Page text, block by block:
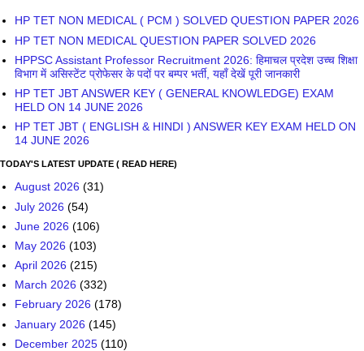
HP TET NON MEDICAL ( PCM ) SOLVED QUESTION PAPER 2026
HP TET NON MEDICAL QUESTION PAPER SOLVED 2026
HPPSC Assistant Professor Recruitment 2026: हिमाचल प्रदेश उच्च शिक्षा
विभाग में असिस्टेंट प्रोफेसर के पदों पर बम्पर भर्ती, यहाँ देखें पूरी जानकारी
HP TET JBT ANSWER KEY ( GENERAL KNOWLEDGE) EXAM
HELD ON 14 JUNE 2026
HP TET JBT ( ENGLISH & HINDI ) ANSWER KEY EXAM HELD ON
14 JUNE 2026
TODAY'S LATEST UPDATE ( READ HERE)
August 2026 (31)
July 2026 (54)
June 2026 (106)
May 2026 (103)
April 2026 (215)
March 2026 (332)
February 2026 (178)
January 2026 (145)
December 2025 (110)